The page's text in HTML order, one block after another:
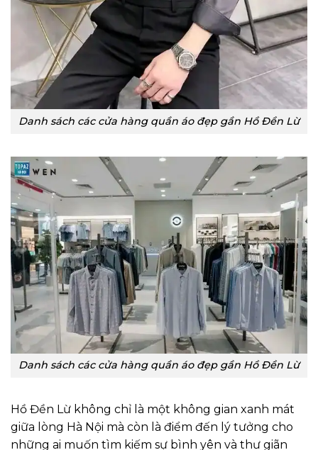
Danh sách các cửa hàng quần áo đẹp gần Hồ Đền Lừ
Danh sách các cửa hàng quần áo đẹp gần Hồ Đền Lừ
Hồ Đền Lừ không chỉ là một không gian xanh mát
giữa lòng Hà Nội mà còn là điểm đến lý tưởng cho
những ai muốn tìm kiếm sự bình yên và thư giãn